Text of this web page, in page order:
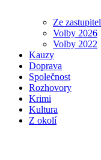
Ze
Volby 2026
Volby 2022
Kauzy
Doprava
Společnost
Rozhovory
Krimi
Kultura
Z okolí